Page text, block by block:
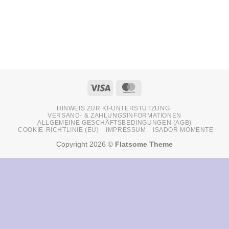
Visa
HINWEIS ZUR KI-UNTERSTÜTZUNG
VERSAND- & ZAHLUNGSINFORMATIONEN
ALLGEMEINE GESCHÄFTSBEDINGUNGEN (AGB)
COOKIE-RICHTLINIE (EU)
IMPRESSUM ISADOR MOMENTE
Copyright 2026 © Flatsome Theme